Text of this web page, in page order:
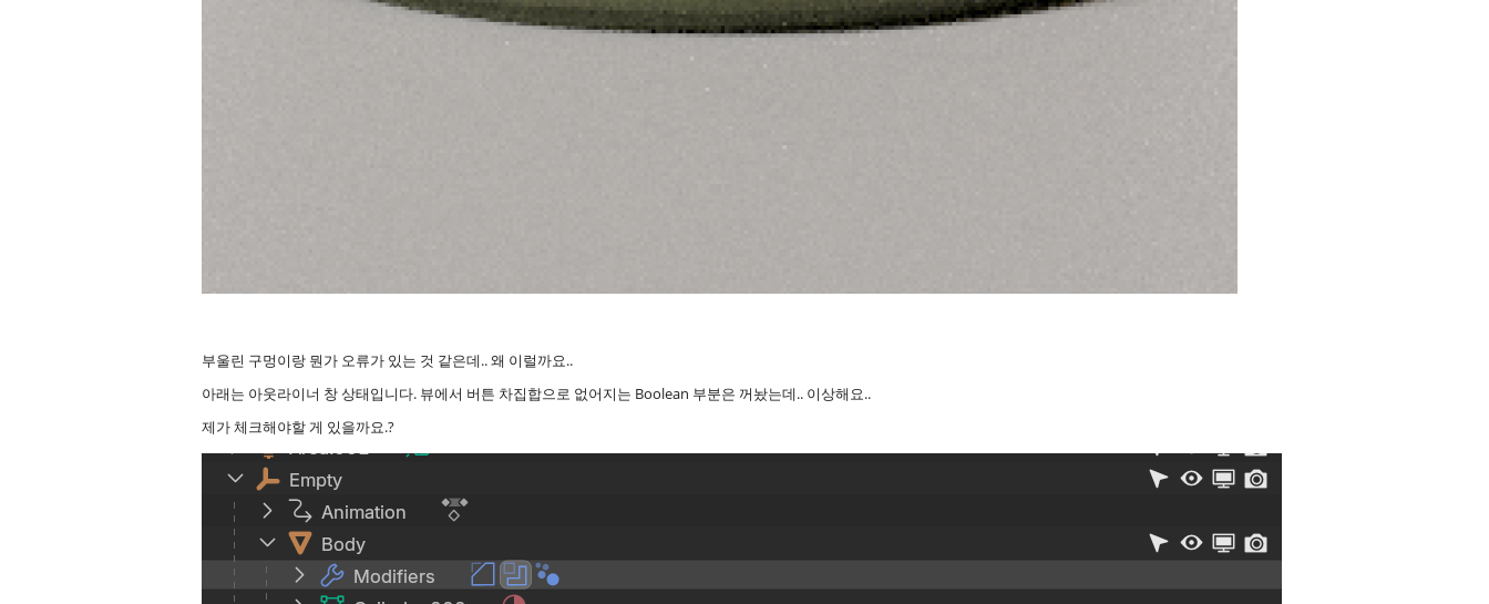
부울린 구멍이랑 뭔가 오류가 있는 것 같은데.. 왜 이럴까요..
아래는 아웃라이너 창 상태입니다. 뷰에서 버튼 차집합으로 없어지는 Boolean 부분은 꺼놨는데.. 이상해요..
제가 체크해야할 게 있을까요.?